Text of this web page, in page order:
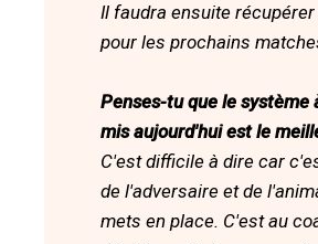
Il faudra ensuite
pour les prochains
Penses-tu que le système
mis aujourd'hui est le
C'est difficile à dire car
de l'adversaire et de
mets en place. C'est au